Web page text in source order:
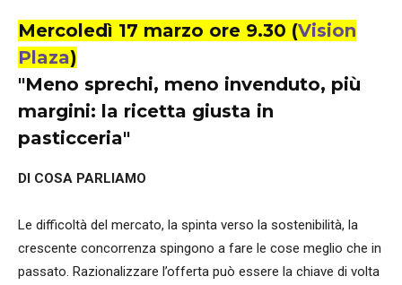
Mercoledì 17 marzo ore 9.30 (Vision
Plaza)
"Meno sprechi, meno invenduto, più
margini: la ricetta giusta in
pasticceria"
DI COSA PARLIAMO
Le difficoltà del mercato, la spinta verso la sostenibilità, la
crescente concorrenza spingono a fare le cose meglio che in
passato. Razionalizzare l’offerta può essere la chiave di volta